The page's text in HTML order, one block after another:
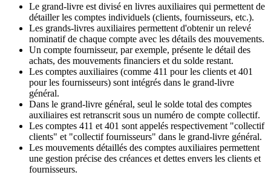
Le grand-livre est divisé en livres auxiliaires qui permettent de
détailler les comptes individuels (clients, fournisseurs, etc.).
Les grands-livres auxiliaires permettent d'obtenir un relevé
nominatif de chaque compte avec les détails des mouvements.
Un compte fournisseur, par exemple, présente le détail des
achats, des mouvements financiers et du solde restant.
Les comptes auxiliaires (comme 411 pour les clients et 401
pour les fournisseurs) sont intégrés dans le grand-livre
général.
Dans le grand-livre général, seul le solde total des comptes
auxiliaires est retranscrit sous un numéro de compte collectif.
Les comptes 411 et 401 sont appelés respectivement "collectif
clients" et "collectif fournisseurs" dans le grand-livre général.
Les mouvements détaillés des comptes auxiliaires permettent
une gestion précise des créances et dettes envers les clients et
fournisseurs.